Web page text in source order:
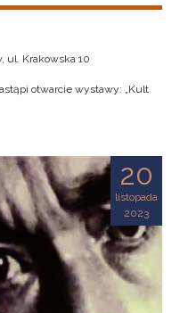
ul. Krakowska 10
otwarcie wystawy: „Kult
20
listopada
2023